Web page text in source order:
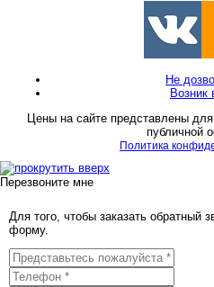
Не
Возник
Цены на сайте представлены
публичной
Политика
Перезвоните мне
Для того, чтобы заказать обратный
форму.